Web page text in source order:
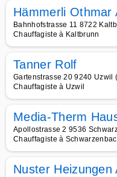
Hämmerli Othmar
Bahnhofstrasse 11 8722
Chauffagiste à Kaltbrunn
Tanner Rolf
Gartenstrasse 20 9240 Uzwil
Chauffagiste à Uzwil
Media-Therm
Apollostrasse 2 9536
Chauffagiste à
Nuster Heizungen